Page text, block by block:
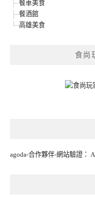
餐車美食
餐酒館
高雄美食
食尚
agoda-合作夥伴-網站驗證：